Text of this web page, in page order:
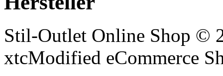
Stil-Outlet Online Shop ©
xtcModified eCommerce